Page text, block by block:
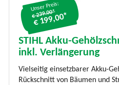
Unser Preis:
€ 239.00*
€ 199,00*
STIHL Akku-
inkl. Verlängerung
Vielseitig einsetzbarer Akku-
Rückschnitt von Bäumen und